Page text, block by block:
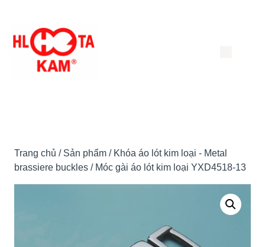
đến
Trang chủ / Sản phẩm / Khóa áo lót kim loại - Metal
brassiere buckles / Móc gài áo lót kim loại YXD4518-13